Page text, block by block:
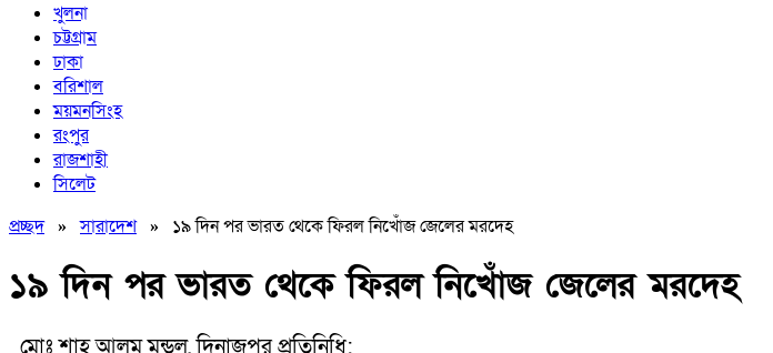
খুলনা
চট্টগ্রাম
ঢাকা
বরিশাল
ময়মনসিংহ
রংপুর
রাজশাহী
সিলেট
প্রচ্ছদ»সারাদেশ» ১৯ দিন পর ভারত থেকে ফিরল নিখোঁজ জেলের মরদেহ
১৯ দিন পর ভারত থেকে ফিরল নিখোঁজ জেলের মরদেহ